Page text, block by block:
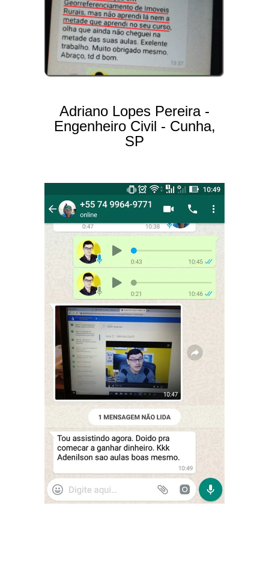
Adriano Lopes Pereira -
Engenheiro Civil - Cunha,
SP